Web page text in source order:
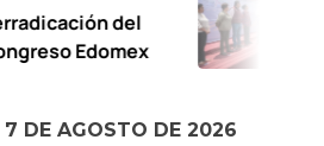
De calles
vialidades
7 DE AGOSTO DE 2026